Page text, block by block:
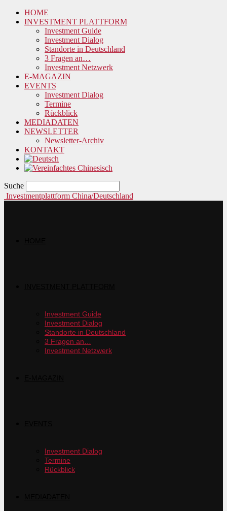
HOME
INVESTMENT PLATTFORM
Investment Guide
Investment Dialog
Standorte in Deutschland
3 Fragen an…
Investment Netzwerk
E-MAGAZIN
EVENTS
Investment Dialog
Termine
Rückblick
MEDIADATEN
NEWSLETTER
Newsletter-Archiv
KONTAKT
Suche
Investmentplattform China/Deutschland
Investment Guide
Investment Dialog
Standorte in Deutschland
3 Fragen an…
Investment Netzwerk
Investment Dialog
Termine
Rückblick